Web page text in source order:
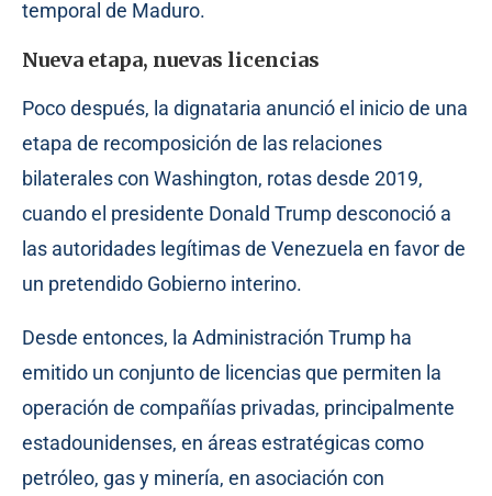
temporal de Maduro.
Nueva etapa, nuevas licencias
Poco después, la dignataria anunció el inicio de una
etapa de recomposición de las relaciones
bilaterales con Washington, rotas desde 2019,
cuando el presidente Donald Trump desconoció a
las autoridades legítimas de Venezuela en favor de
un pretendido Gobierno interino.
Desde entonces, la Administración Trump ha
emitido un conjunto de licencias que permiten la
operación de compañías privadas, principalmente
estadounidenses, en áreas estratégicas como
petróleo, gas y minería, en asociación con